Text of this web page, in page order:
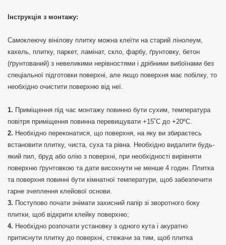
Інструкція з монтажу:
Самоклеючу вінілову плитку можна клеїти на старий лінолеум,
кахель, плитку, паркет, ламінат, скло, фарбу, ґрунтовку, бетон
(ґрунтований) з невеликими нерівностями і дрібними вибоїнами без
спеціальної підготовки поверхні, але якщо поверхня має побілку, то
необхідно очистити поверхню від неї.
Приміщення під час монтажу повинно бути сухим, температура
повітря приміщення повинна перевищувати +15˚С до +20ºС.
Необхідно переконатися, що поверхня, на яку ви збираєтесь
встановити плитку, чиста, суха та рівна. Необхідно видалити будь-
який пил, бруд або олію з поверхні, при необхідності вирівняти
поверхню ґрунтовкою та дати висохнути не менше 4 годин. Плитка
та поверхня повинні бути кімнатної температури, щоб забезпечити
гарне зчеплення клейової основи.
Поступово почати знімати захисний папір зі зворотного боку
плитки, щоб відкрити клейку поверхню;
Необхідно розпочати установку з одного кута і акуратно
притиснути плитку до поверхні, стежачи за тим, щоб плитка